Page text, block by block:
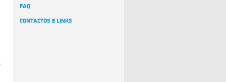
FAQ
CONTACTOS E LINKS